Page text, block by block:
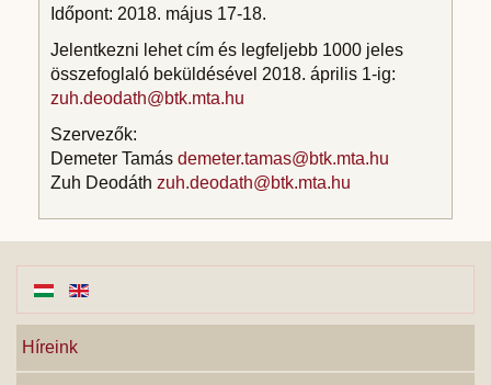
Időpont: 2018. május 17-18.
Jelentkezni lehet cím és legfeljebb 1000 jeles
összefoglaló beküldésével 2018. április 1-ig:
zuh.deodath@btk.mta.hu
Szervezők:
Demeter Tamás demeter.tamas@btk.mta.hu
Zuh Deodáth zuh.deodath@btk.mta.hu
Híreink